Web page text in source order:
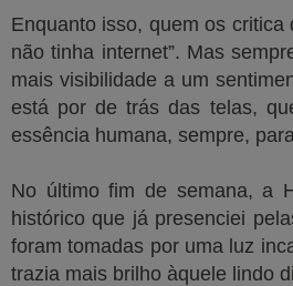
Enquanto isso, quem os
não tinha internet”. Mas
mais visibilidade a um
está por de trás das telas,
essência humana, sempre,
No último fim de semana, a
histórico que já presenciei
foram tomadas por uma luz
trazia mais brilho àquele lindo